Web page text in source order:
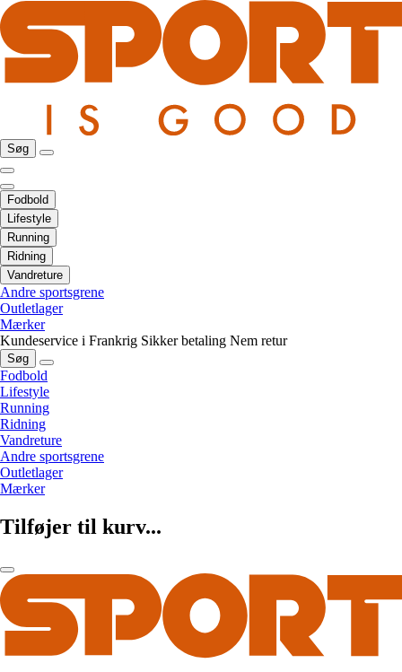
Søg
Fodbold
Lifestyle
Running
Ridning
Vandreture
Andre sportsgrene
Outletlager
Mærker
Kundeservice i Frankrig Sikker betaling Nem retur
Søg
Fodbold
Lifestyle
Running
Ridning
Vandreture
Andre sportsgrene
Outletlager
Mærker
Tilføjer til kurv...